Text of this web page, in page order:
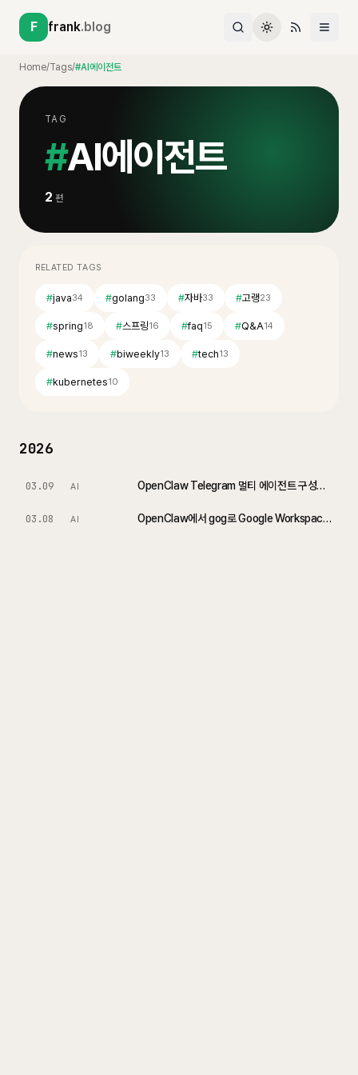
F frank.blog
Home/Tags/#AI에이전트
TAG
#AI에이전트
2 편
RELATED TAGS
#java34 #golang33 #자바33 #고랭23
#spring18 #스프링16 #faq15 #Q&A14
#news13 #biweekly13 #tech13
#kubernetes10
2026
03.09 AI OpenClaw Telegram 멀티 에이전트 구성하기: 하나의 Gateway에서 여러 AI 봇 운영
03.08 AI OpenClaw에서 gog로 Google Workspace 연동하기